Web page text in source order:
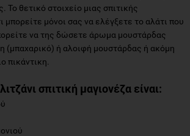
Το θετικό στοιχείο μιας σπιτικής
μπορείτε μόνοι σας να ελέγξετε το αλάτι που
να της δώσετε άρωμα μουστάρδας
(μπαχαρικό) ή αλοιφή μουστάρδας ή ακόμη
πικάντικη.
σπιτική μαγιονέζα είναι: